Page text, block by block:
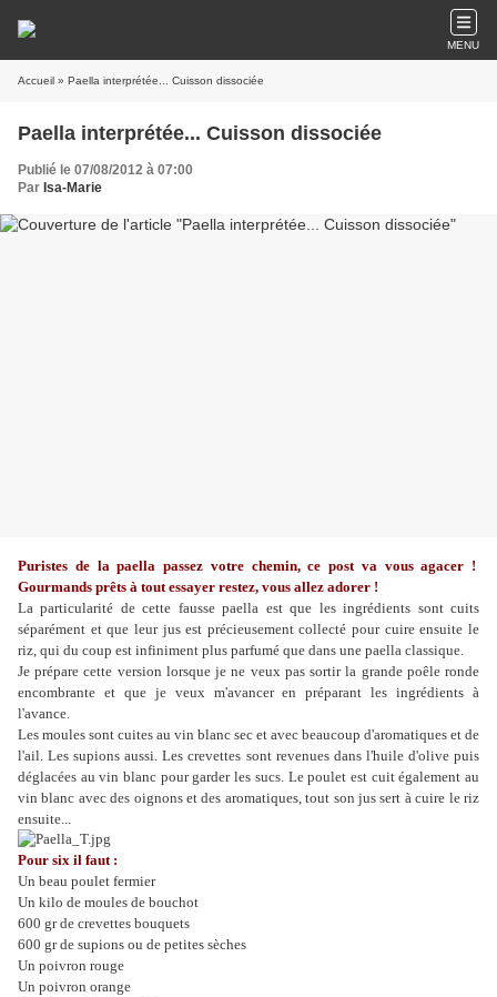
MENU
Accueil » Paella interprétée... Cuisson dissociée
Paella interprétée... Cuisson dissociée
Publié le 07/08/2012 à 07:00
Par Isa-Marie
Puristes de la paella passez votre chemin, ce post va vous agacer !
Gourmands prêts à tout essayer restez, vous allez adorer !
La particularité de cette fausse paella est que les ingrédients sont cuits
séparément et que leur jus est précieusement collecté pour cuire ensuite le
riz, qui du coup est infiniment plus parfumé que dans une paella classique.
Je prépare cette version lorsque je ne veux pas sortir la grande poêle ronde
encombrante et que je veux m'avancer en préparant les ingrédients à
l'avance.
Les moules sont cuites au vin blanc sec et avec beaucoup d'aromatiques et de
l'ail. Les supions aussi. Les crevettes sont revenues dans l'huile d'olive puis
déglacées au vin blanc pour garder les sucs. Le poulet est cuit également au
vin blanc avec des oignons et des aromatiques, tout son jus sert à cuire le riz
ensuite...
Pour six il faut :
Un beau poulet fermier
Un kilo de moules de bouchot
600 gr de crevettes bouquets
600 gr de supions ou de petites sèches
Un poivron rouge
Un poivron orange